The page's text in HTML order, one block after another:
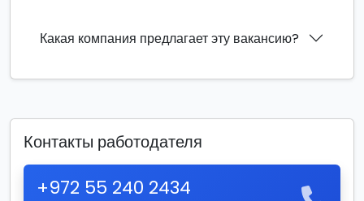
Какая компания предлагает эту вакансию?
Контакты работодателя
+972 55 240 2434